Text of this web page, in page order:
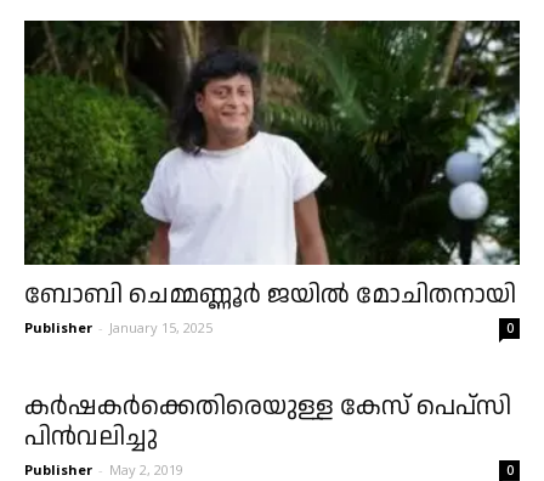
ബോബി ചെമ്മണ്ണൂർ ജയിൽ മോചിതനായി
Publisher - January 15, 2025 0
കർഷകർക്കെതിരെയുള്ള കേസ് പെപ്സി
പിൻവലിച്ചു
Publisher - May 2, 2019 0